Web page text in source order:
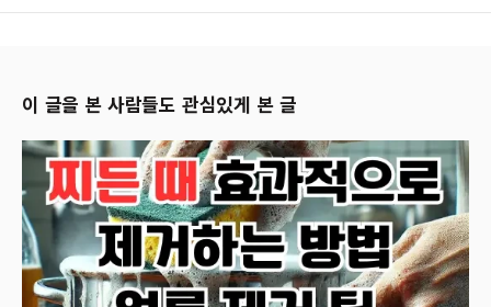
이 글을 본 사람들도 관심있게 본 글